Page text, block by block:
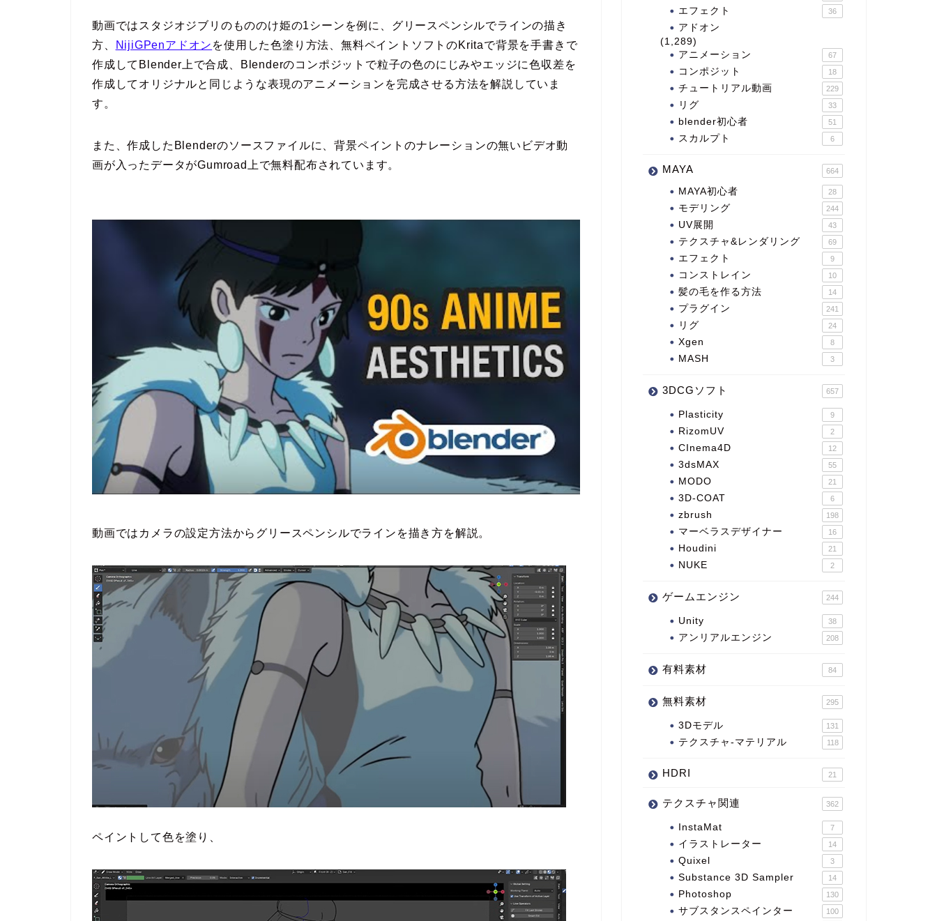
動画ではスタジオジブリのもののけ姫の1シーンを例に、グリースペンシルでラインの描き
方、
NijiGPenアドオン を使用した色塗り方法、無料ペイントソフトのKritaで背景を手書きで
作成してBlender上で合成、Blenderのコンポジットで粒子の色のにじみやエッジに色収差を
作成してオリジナルと同じような表現のアニメーションを完成させる方法を解説していま
す。
また、作成したBlenderのソースファイルに、背景ペイントのナレーションの無いビデオ動
画が入ったデータがGumroad上で無料配布されています。
動画ではカメラの設定方法からグリースペンシルでラインを描き方を解説。
ペイントして色を塗り、
エフェクト 36
アドオン
(1,289)
アニメーション
67
コンポジット 18
チュートリアル動画 229
リグ 33
blender初心者 51
スカルプト 6
MAYA 664
MAYA初心者 28
モデリング 244
UV展開 43
テクスチャ&レンダリング 69
エフェクト 9
コンストレイン 10
髪の毛を作る方法 14
プラグイン 241
リグ 24
Xgen 8
MASH 3
3DCGソフト 657
Plasticity 9
RizomUV 2
CInema4D 12
3dsMAX 55
MODO 21
3D-COAT 6
zbrush 198
マーベラスデザイナー 16
Houdini 21
NUKE 2
ゲームエンジン 244
Unity 38
アンリアルエンジン 208
有料素材 84
無料素材 295
3Dモデル 131
テクスチャ-マテリアル 118
HDRI 21
テクスチャ関連 362
InstaMat 7
イラストレーター 14
Quixel 3
Substance 3D Sampler 14
Photoshop 130
サブスタンスペインター 100